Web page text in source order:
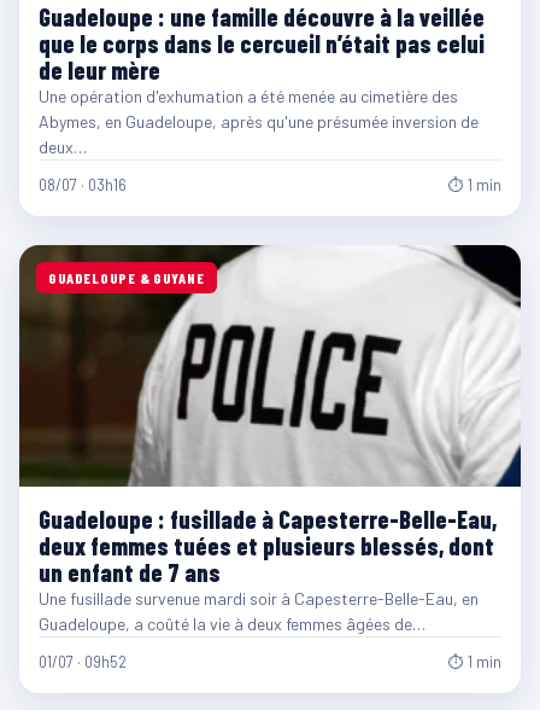
Guadeloupe : une famille découvre à la veillée
que le corps dans le cercueil n’était pas celui
de leur mère
Une opération d'exhumation a été menée au cimetière des
Abymes, en Guadeloupe, après qu'une présumée inversion de
deux…
08/07 · 03h16 ⏱ 1 min
GUADELOUPE & GUYANE
Guadeloupe : fusillade à Capesterre-Belle-Eau,
deux femmes tuées et plusieurs blessés, dont
un enfant de 7 ans
Une fusillade survenue mardi soir à Capesterre-Belle-Eau, en
Guadeloupe, a coûté la vie à deux femmes âgées de…
01/07 · 09h52 ⏱ 1 min